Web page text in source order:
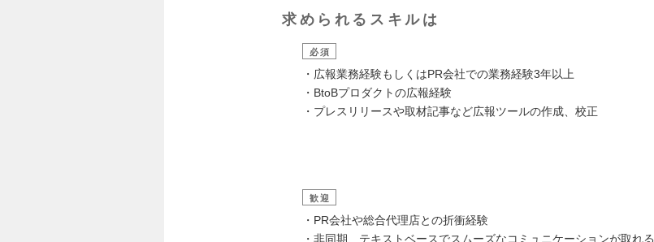
求められるスキルは
必須
・広報業務経験もしくはPR会社での業務経験3年以上
・BtoBプロダクトの広報経験
・プレスリリースや取材記事など広報ツールの作成、校正
歓迎
・PR会社や総合代理店との折衝経験
・非同期、テキストベースでスムーズなコミュニケーションが取れる